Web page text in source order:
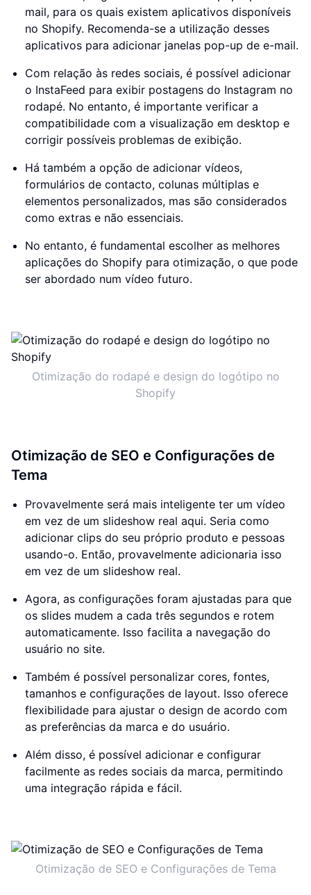
mail, para os quais existem aplicativos disponíveis
no Shopify. Recomenda-se a utilização desses
aplicativos para adicionar janelas pop-up de e-mail.
Com relação às redes sociais, é possível adicionar
o InstaFeed para exibir postagens do Instagram no
rodapé. No entanto, é importante verificar a
compatibilidade com a visualização em desktop e
corrigir possíveis problemas de exibição.
Há também a opção de adicionar vídeos,
formulários de contacto, colunas múltiplas e
elementos personalizados, mas são considerados
como extras e não essenciais.
No entanto, é fundamental escolher as melhores
aplicações do Shopify para otimização, o que pode
ser abordado num vídeo futuro.
Otimização do rodapé e design do logótipo no
Shopify
Otimização de SEO e Configurações de
Tema
Provavelmente será mais inteligente ter um vídeo
em vez de um slideshow real aqui. Seria como
adicionar clips do seu próprio produto e pessoas
usando-o. Então, provavelmente adicionaria isso
em vez de um slideshow real.
Agora, as configurações foram ajustadas para que
os slides mudem a cada três segundos e rotem
automaticamente. Isso facilita a navegação do
usuário no site.
Também é possível personalizar cores, fontes,
tamanhos e configurações de layout. Isso oferece
flexibilidade para ajustar o design de acordo com
as preferências da marca e do usuário.
Além disso, é possível adicionar e configurar
facilmente as redes sociais da marca, permitindo
uma integração rápida e fácil.
Otimização de SEO e Configurações de Tema